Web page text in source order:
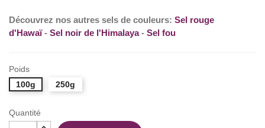
Découvrez nos autres sels de couleurs: Sel rouge
d'Hawaï- Sel noir de l'Himalaya- Sel fou
Poids
100g
250g
Quantité